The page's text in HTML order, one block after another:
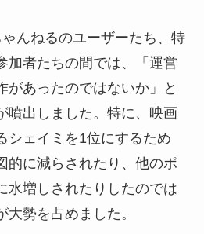
んねるのユーザーたち、特
加者たちの間では、「運営
があったのではないか」と
噴出しました。特に、映画
シェイミを1位にするため
的に減らされたり、他のポ
水増しされたりしたのでは
勢を占めました。